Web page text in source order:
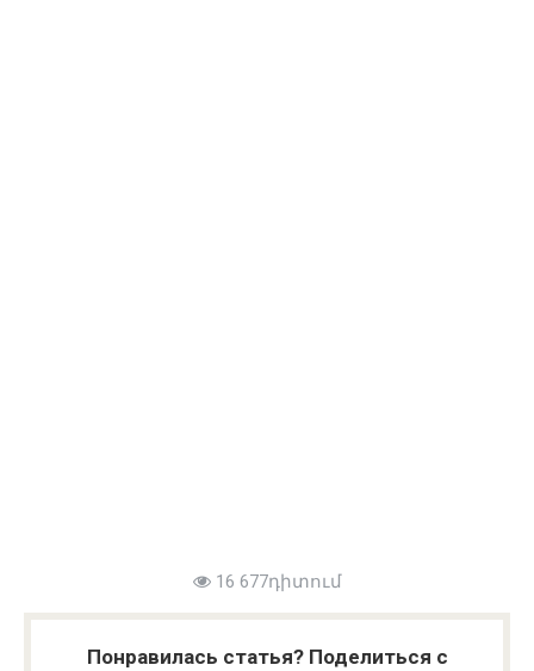
16 677դիտում
Понравилась статья? Поделиться с